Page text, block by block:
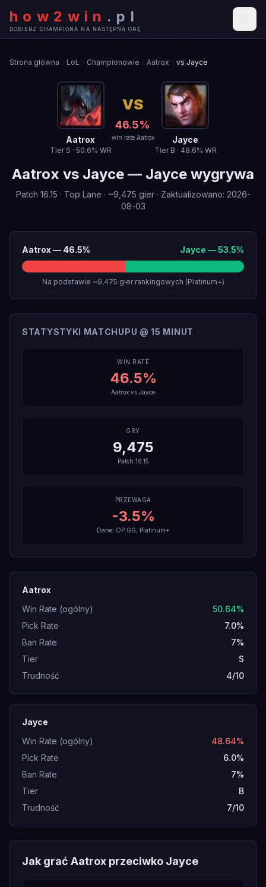
how2win . pl
DOBIERZ CHAMPIONA NA NASTĘPNĄ GRĘ
Strona główna LoL Championowie Aatrox vs Jayce
Aatrox
Tier S · 50.6% WR
VS
46.5%
win rate Aatrox Jayce
Tier B · 48.6% WR
Aatrox vs Jayce — Jayce wygrywa
Patch 16.15 · Top Lane · ~9,475 gier· Zaktualizowano: 2026-
08-03
Aatrox — 46.5% Jayce —53.5%
Na podstawie ~9,475 gier rankingowych (Platinum+)
STATYSTYKI MATCHUPU @ 15 MINUT
WIN RATE
46.5%
Aatrox vs Jayce
GRY
9,475
Patch 16.15
PRZEWAGA
-3.5%
Dane: OP.GG, Platinum+
Aatrox
Win Rate (ogólny)
50.64%
Pick Rate
7.0%
Ban Rate
7%
Tier
S
Trudność
4/10
Jayce
Win Rate (ogólny)
48.64%
Pick Rate
6.0%
Ban Rate
7%
Tier
B
Trudność
7/10
Jak grać Aatrox przeciwko Jayce